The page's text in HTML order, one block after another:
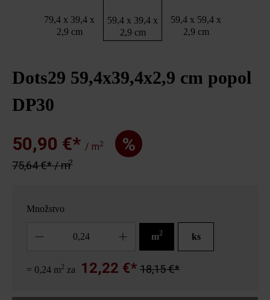
79,4 x 39,4 x
2,9 cm
59,4 x 39,4 x
2,9 cm
59,4 x 59,4 x
2,9 cm
Dots29 59,4x39,4x2,9 cm popol
DP30
50,90 €* / m2 %
75,64 €* / m2
Množstvo
m2 ks
= 0,24 m2 za 12,22 €* 18,15 €*